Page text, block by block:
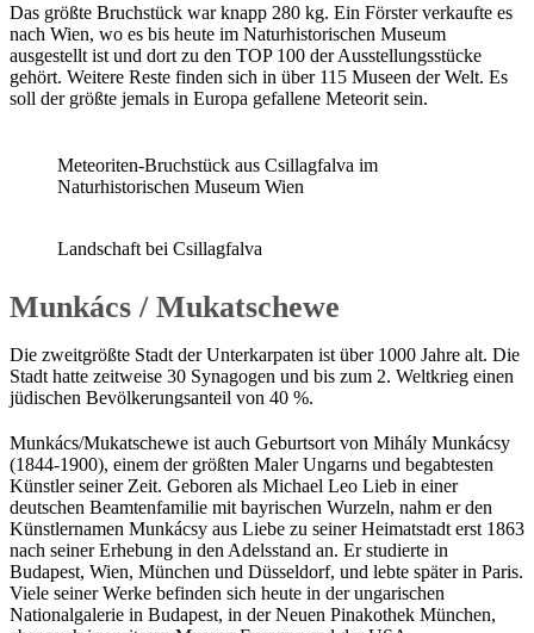
Das größte Bruchstück war knapp 280 kg. Ein Förster verkaufte es
nach Wien, wo es bis heute im Naturhistorischen Museum
ausgestellt ist und dort zu den TOP 100 der Ausstellungsstücke
gehört. Weitere Reste finden sich in über 115 Museen der Welt. Es
soll der größte jemals in Europa gefallene Meteorit sein.
Meteoriten-Bruchstück aus Csillagfalva im
Naturhistorischen Museum Wien
Landschaft bei Csillagfalva
Munkács / Mukatschewe
Die zweitgrößte Stadt der Unterkarpaten ist über 1000 Jahre alt. Die
Stadt hatte zeitweise 30 Synagogen und bis zum 2. Weltkrieg einen
jüdischen Bevölkerungsanteil von 40 %.
Munkács/Mukatschewe ist auch Geburtsort von Mihály Munkácsy
(1844-1900), einem der größten Maler Ungarns und begabtesten
Künstler seiner Zeit. Geboren als Michael Leo Lieb in einer
deutschen Beamtenfamilie mit bayrischen Wurzeln, nahm er den
Künstlernamen Munkácsy aus Liebe zu seiner Heimatstadt erst 1863
nach seiner Erhebung in den Adelsstand an. Er studierte in
Budapest, Wien, München und Düsseldorf, und lebte später in Paris.
Viele seiner Werke befinden sich heute in der ungarischen
Nationalgalerie in Budapest, in der Neuen Pinakothek München,